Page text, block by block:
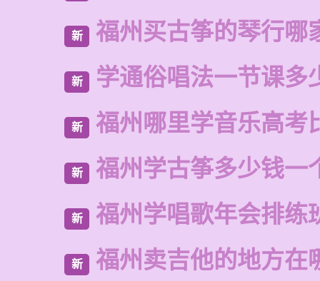
新 福州买古筝的琴行哪
新 学通俗唱法一节课多
新 福州哪里学音乐高考
新 福州学古筝多少钱一
新 福州学唱歌年会排练
新 福州卖吉他的地方在